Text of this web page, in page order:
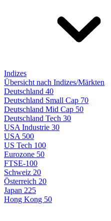
Indizes
Übersicht nach Indizes/Märkten
Deutschland 40
Deutschland Small Cap 70
Deutschland Mid Cap 50
Deutschland Tech 30
USA Industrie 30
USA 500
US Tech 100
Eurozone 50
FTSE-100
Schweiz 20
Österreich 20
Japan 225
Hong Kong 50